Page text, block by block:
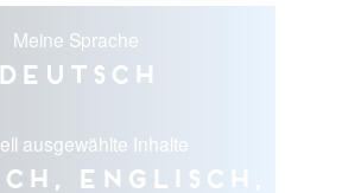
Meine Sprache
Deutsch
ausgewählte Inhalte
Englisch,